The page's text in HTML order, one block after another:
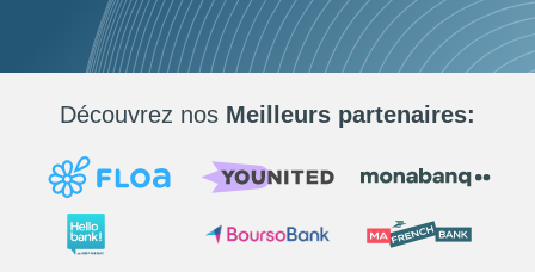
Découvrez nos Meilleurs partenaires: